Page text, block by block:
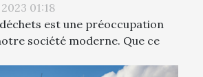
01:18
est une préoccupation
société moderne. Que ce